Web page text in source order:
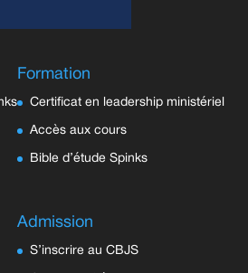
Formation
Certificat en leadership ministériel
Accès aux cours
Bible d’étude Spinks
Admission
S’inscrire au CBJS